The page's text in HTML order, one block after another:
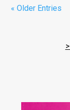
« Older Entries